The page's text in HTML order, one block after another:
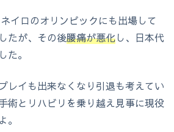
イロのオリンピックにも出場して
たが、その後腰痛が悪化し、日本代
た。
レイも出来なくなり引退も考えてい
術とリハビリを乗り越え見事に現役
。